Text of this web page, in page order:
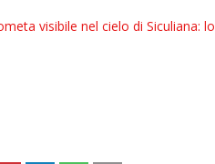
visibile nel cielo di Siculiana: